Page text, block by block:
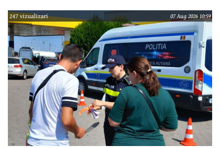
247 vizualizari 07 Aug 2026 10:59